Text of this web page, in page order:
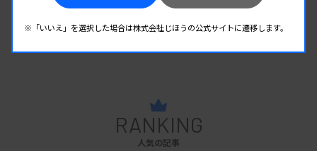
RANKING
人気の記事
※「いいえ」を選択した場合は株式会社じほうの公式サイトに遷移します。